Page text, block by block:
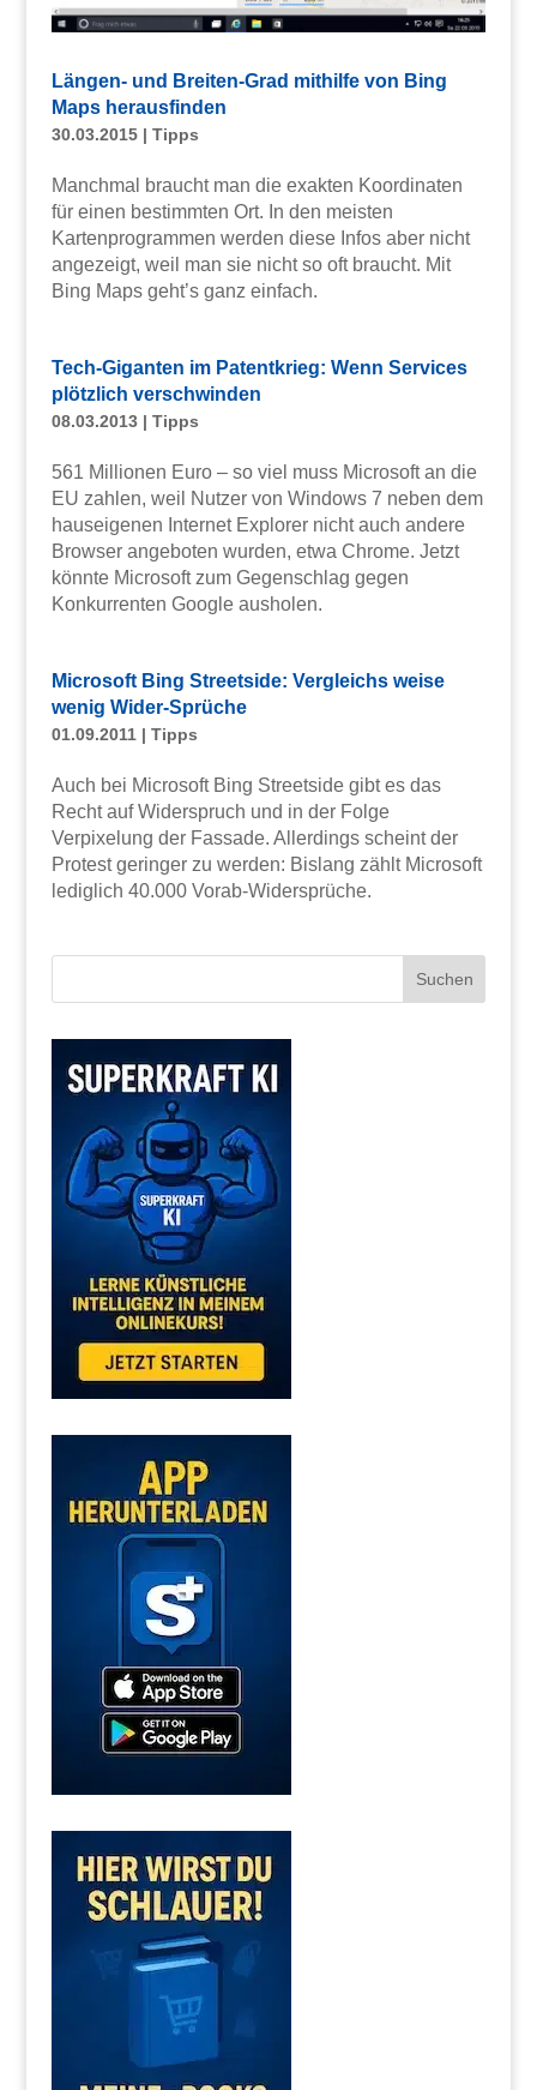
Längen- und Breiten-Grad mithilfe von Bing
Maps herausfinden
30.03.2015| Tipps
Manchmal braucht man die exakten Koordinaten
für einen bestimmten Ort. In den meisten
Kartenprogrammen werden diese Infos aber nicht
angezeigt, weil man sie nicht so oft braucht. Mit
Bing Maps geht’s ganz einfach.
Tech-Giganten im Patentkrieg: Wenn Services
plötzlich verschwinden
08.03.2013| Tipps
561 Millionen Euro – so viel muss Microsoft an die
EU zahlen, weil Nutzer von Windows 7 neben dem
hauseigenen Internet Explorer nicht auch andere
Browser angeboten wurden, etwa Chrome. Jetzt
könnte Microsoft zum Gegenschlag gegen
Konkurrenten Google ausholen.
Microsoft Bing Streetside: Vergleichs weise
wenig Wider-Sprüche
01.09.2011| Tipps
Auch bei Microsoft Bing Streetside gibt es das
Recht auf Widerspruch und in der Folge
Verpixelung der Fassade. Allerdings scheint der
Protest geringer zu werden: Bislang zählt Microsoft
lediglich 40.000 Vorab-Widersprüche.